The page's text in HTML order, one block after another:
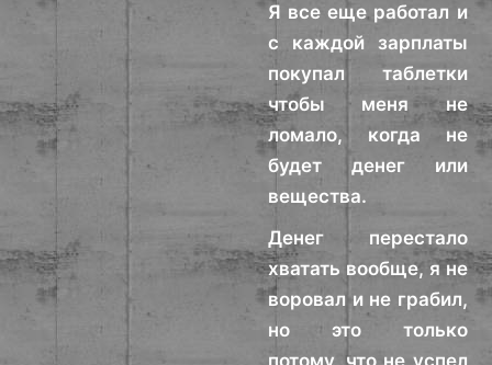
Я все еще работал и
с каждой зарплаты
покупал таблетки
чтобы меня не
ломало, когда не
будет денег или
вещества.
Денег перестало
хватать вообще, я не
воровал и не грабил,
но это только
потому, что не успел